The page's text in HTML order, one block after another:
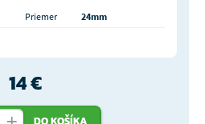
Priemer
24mm
14 €